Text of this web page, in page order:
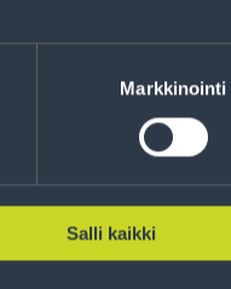
Markkinointi
Salli kaikki